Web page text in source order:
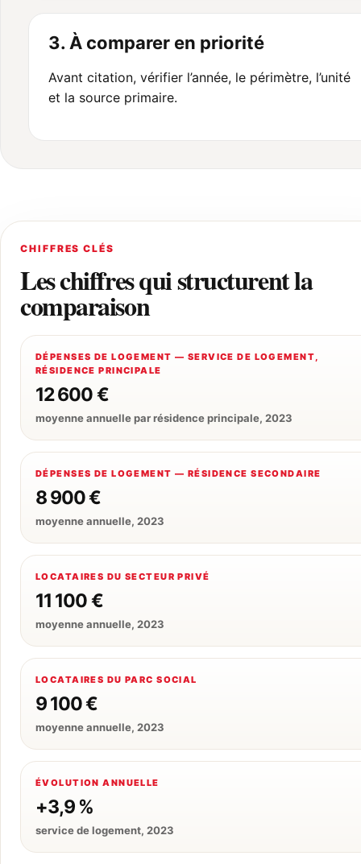
3. À comparer en priorité
Avant citation, vérifier l’année, le périmètre, l’unité
et la source primaire.
CHIFFRES CLÉS
Les chiffres qui structurent la
comparaison
DÉPENSES DE LOGEMENT — SERVICE DE LOGEMENT,
RÉSIDENCE PRINCIPALE
12 600 €
moyenne annuelle par résidence principale, 2023
DÉPENSES DE LOGEMENT — RÉSIDENCE SECONDAIRE
8 900 €
moyenne annuelle, 2023
LOCATAIRES DU SECTEUR PRIVÉ
11 100 €
moyenne annuelle, 2023
LOCATAIRES DU PARC SOCIAL
9 100 €
moyenne annuelle, 2023
ÉVOLUTION ANNUELLE
+3,9 %
service de logement, 2023